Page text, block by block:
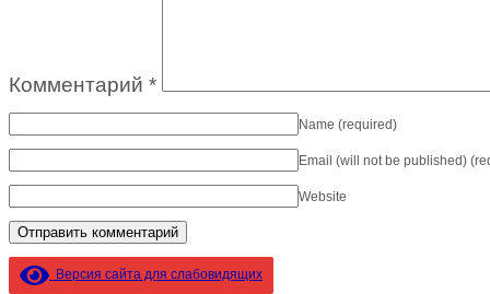
Комментарий *
Name (required)
Email (will not be published)
Website
Версия сайта для слабовидящих